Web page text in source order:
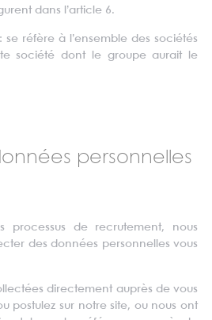
dans l’article 6.
se réfère à l’ensemble des sociétés
société dont le groupe aurait le
personnelles
de recrutement, nous
des données personnelles vous
directement auprès de vous
postulez sur notre site, ou nous ont